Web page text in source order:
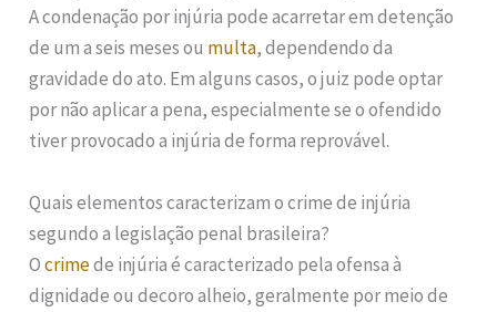
A condenação por injúria pode acarretar em detenção
de um a seis meses ou multa, dependendo da
gravidade do ato. Em alguns casos, o juiz pode optar
por não aplicar a pena, especialmente se o ofendido
tiver provocado a injúria de forma reprovável.
Quais elementos caracterizam o crime de injúria
segundo a legislação penal brasileira?
Ocrimede injúria é caracterizado pela ofensa à
dignidade ou decoro alheio, geralmente por meio de